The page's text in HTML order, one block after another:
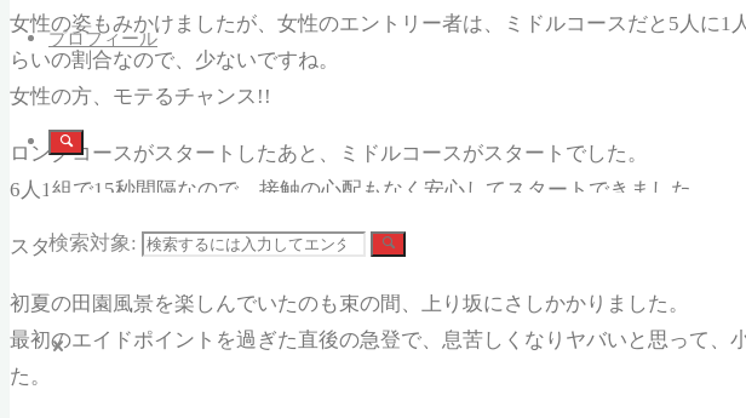
プロフィール
検索対象:
女性の姿もみかけましたが、女性のエントリー者は、ミドルコースだと5人に1
らいの割合なので、少ないですね。
女性の方、モテるチャンス!!
ロングコースがスタートしたあと、ミドルコースがスタートでした。
6人1組で15秒間隔なので、接触の心配もなく安心してスタートできました。
スタートして公園を出てすぐに、急な下り坂と急カーブで焦りましたが、無事に
初夏の田園風景を楽しんでいたのも束の間、上り坂にさしかかりました。
最初のエイドポイントを過ぎた直後の急登で、息苦しくなりヤバいと思って、
た。